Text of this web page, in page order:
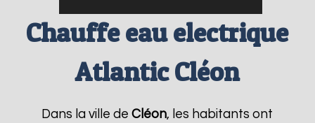
Chauffe eau electrique
Atlantic Cléon
Dans la ville deCléon, les habitants ont